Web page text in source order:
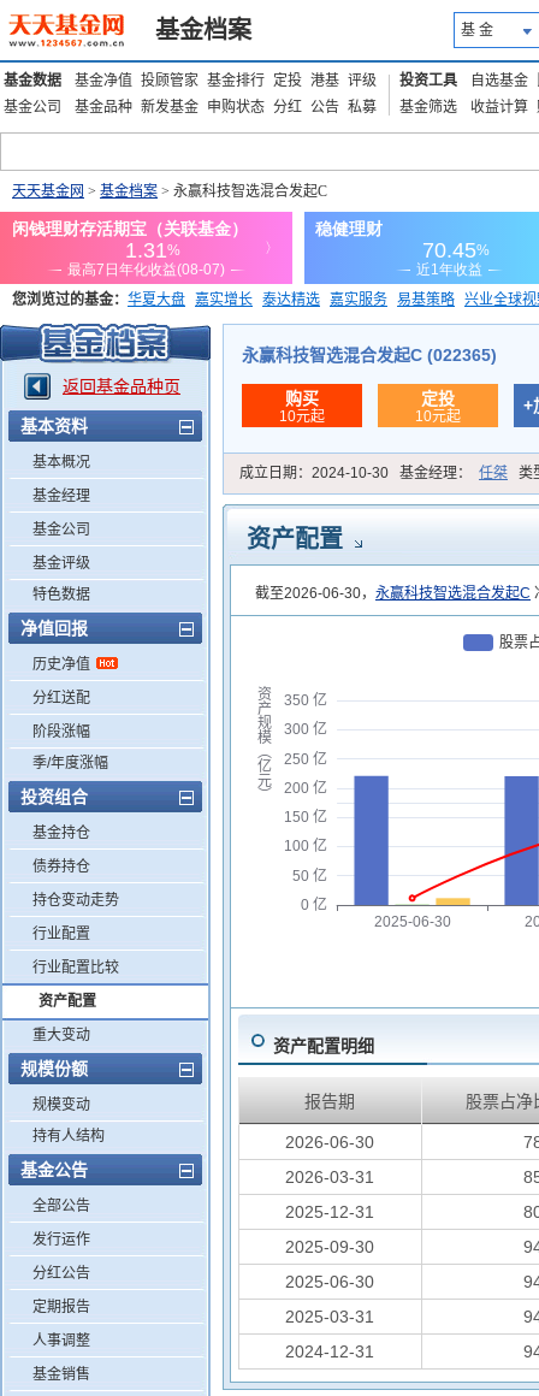
基金档案 基 金
基金数据 基金净值 投顾管家 基金排行 定投 港基 评级
基金公司
基金品种 新发基金 申购状态 分红 公告 私募
投资工具 自选基金
基金筛选
收益计算
天天基金网 > 基金档案 > 永赢科技智选混合发起C
您浏览过的基金： 华夏大盘 嘉实增长 泰达精选 嘉实服务 易基策略 兴业全球
添富优势 华安宏利 上证180价值ETF
返回基金品种页
基本资料
基本概况
基金经理
基金公司
基金评级
特色数据
净值回报
历史净值
分红送配
阶段涨幅
季/年度涨幅
投资组合
基金持仓
债券持仓
持仓变动走势
行业配置
行业配置比较
资产配置
重大变动
规模份额
规模变动
持有人结构
基金公告
全部公告
发行运作
分红公告
定期报告
人事调整
基金销售
永赢科技智选混合发起C (022365)
购买
10元起
定投
10元起
+
成立日期： 2024-10-30 基金经理： 任桀 类
资产配置
截至2026-06-30， 永赢科技智选混合发起C
资
产
规
模
︵
亿
元
︶
0 亿
50 亿
100 亿
150 亿
200 亿
250 亿
300 亿
350 亿
2025-06-30
股票
资产配置明细
报告期 股票占净
2026-06-30
2026-03-31
2025-12-31
2025-09-30
2025-06-30
2025-03-31
2024-12-31